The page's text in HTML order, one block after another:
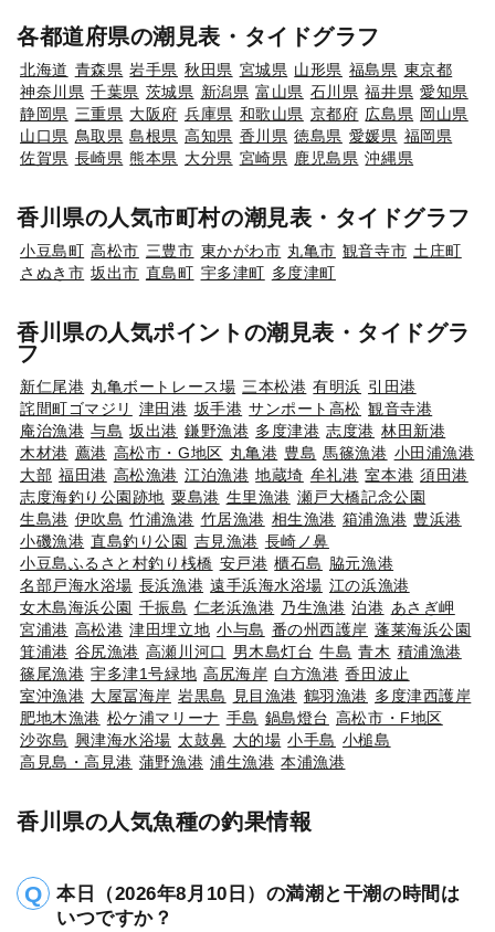
各都道府県の潮見表・タイドグラフ
北海道 青森県 岩手県 秋田県 宮城県 山形県 福島県 東京都
神奈川県 千葉県 茨城県 新潟県 富山県 石川県 福井県 愛知県
静岡県 三重県 大阪府 兵庫県 和歌山県 京都府 広島県 岡山県
山口県 鳥取県 島根県 高知県 香川県 徳島県 愛媛県 福岡県
佐賀県 長崎県 熊本県 大分県 宮崎県 鹿児島県 沖縄県
香川県の人気市町村の潮見表・タイドグラフ
小豆島町 高松市 三豊市 東かがわ市 丸亀市 観音寺市 土庄町
さぬき市 坂出市 直島町 宇多津町 多度津町
香川県の人気ポイントの潮見表・タイドグラ
フ
新仁尾港 丸亀ボートレース場 三本松港 有明浜 引田港
詫間町ゴマジリ
津田港 坂手港 サンポート高松 観音寺港
庵治漁港 与島 坂出港 鎌野漁港 多度津港 志度港 林田新港
木材港 薦港 高松市・G地区 丸亀港 豊島 馬篠漁港 小田浦漁港
大部 福田港 高松漁港 江泊漁港 地蔵埼 牟礼港 室本港 須田港
志度海釣り公園跡地 粟島港 生里漁港 瀬戸大橋記念公園
生島港 伊吹島 竹浦漁港 竹居漁港 相生漁港 箱浦漁港 豊浜港
小磯漁港 直島釣り公園 吉見漁港 長崎ノ鼻
小豆島ふるさと村釣り桟橋 安戸港 櫃石島 脇元漁港
名部戸海水浴場 長浜漁港 遠手浜海水浴場 江の浜漁港
女木島海浜公園 千振島 仁老浜漁港 乃生漁港 泊港 あさぎ岬
宮浦港 高松港 津田埋立地 小与島 番の州西護岸 蓬莱海浜公園
箕浦港 谷尻漁港 高瀬川河口 男木島灯台 牛島 青木 積浦漁港
篠尾漁港 宇多津1号緑地 高尻海岸 白方漁港 香田波止
室沖漁港 大屋冨海岸 岩黒島 見目漁港 鶴羽漁港 多度津西護岸
肥地木漁港 松ケ浦マリーナ 手島 鍋島燈台 高松市・F地区
沙弥島 興津海水浴場 太鼓鼻 大的場 小手島 小槌島
高見島・高見港 蒲野漁港 浦生漁港 本浦漁港
香川県の人気魚種の釣果情報
本日（2026年8月10日）の満潮と干潮の時間は
いつですか？